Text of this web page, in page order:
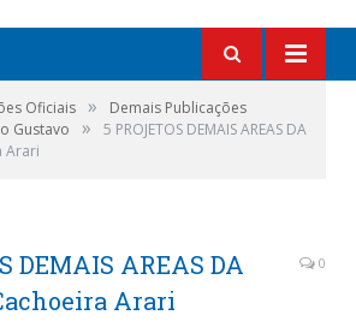
Oficiais »
Demais Publicações
Gustavo »
5 PROJETOS DEMAIS AREAS DA
Arari
DEMAIS AREAS DA
Arari
0